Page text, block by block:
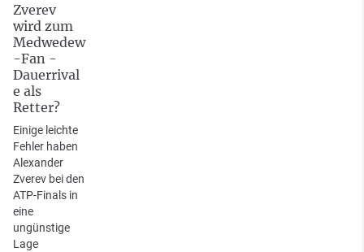
Zverev
wird zum
Medwedew
-Fan -
Dauerrival
e als
Retter?
Einige leichte
Fehler haben
Alexander
Zverev bei den
ATP-Finals in
eine
ungünstige
Lage